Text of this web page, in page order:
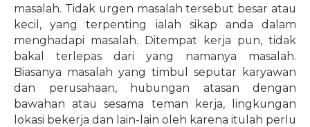
masalah. Tidak urgen masalah tersebut besar atau
kecil, yang terpenting ialah sikap anda dalam
menghadapi masalah. Ditempat kerja pun, tidak
bakal terlepas dari yang namanya masalah.
Biasanya masalah yang timbul seputar karyawan
dan perusahaan, hubungan atasan dengan
bawahan atau sesama teman kerja, lingkungan
lokasi bekerja dan lain-lain oleh karena itulah perlu